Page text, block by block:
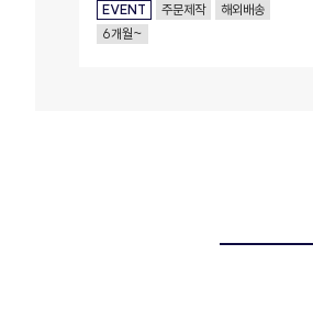
EVENT 주문제작
해외배송
6개월~